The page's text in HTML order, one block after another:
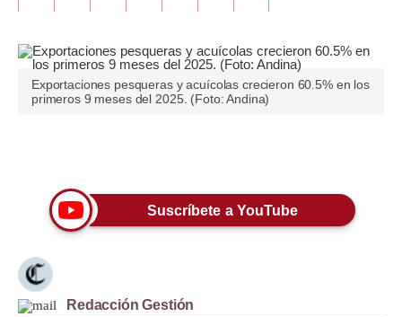
Editorial
Lujo
Moda
Exportaciones pesqueras y acuícolas crecieron 60.5% en los
primeros 9 meses del 2025. (Foto: Andina)
Suscríbete a YouTube
Redacción Gestión